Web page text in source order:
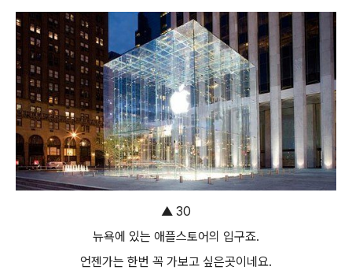
▲ 30
뉴욕에 있는 애플스토어의 입구죠.
언젠가는 한번 꼭 가보고 싶은곳이네요.